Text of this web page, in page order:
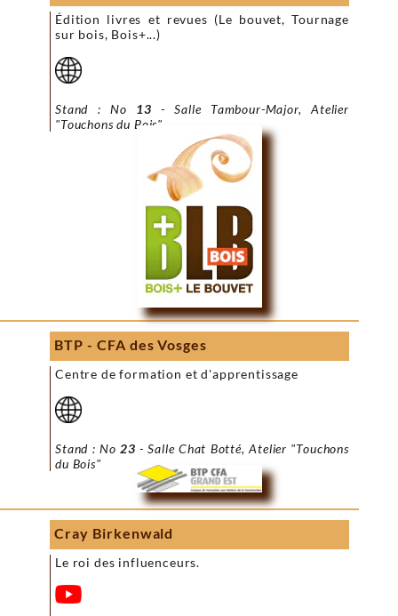
Édition livres et revues (Le bouvet, Tournage
sur bois, Bois+...)
Stand : No 13 - Salle Tambour-Major, Atelier
"Touchons du Bois"
BTP - CFA des Vosges
Centre de formation et d'apprentissage
Stand : No 23 - Salle Chat Botté, Atelier "Touchons
du Bois"
Cray Birkenwald
Le roi des influenceurs.